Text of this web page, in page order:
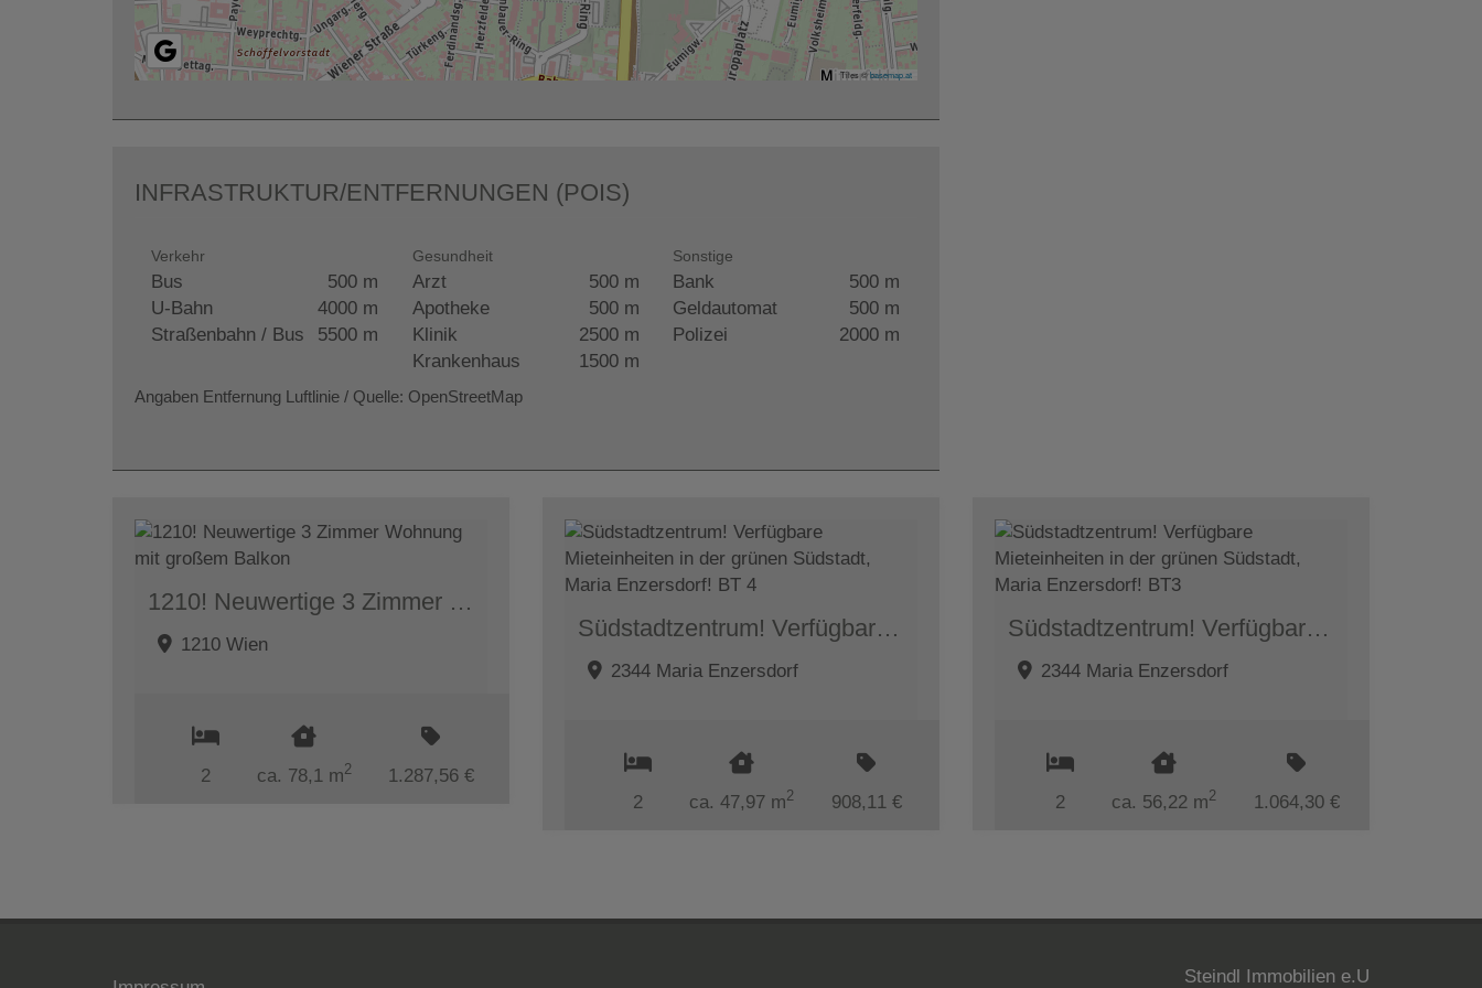
Tiles ©basemap.at
INFRASTRUKTUR/ENTFERNUNGEN (POIS)
Verkehr
Bus
500 m
U-Bahn
4000 m
Straßenbahn / Bus
5500 m
Gesundheit
Arzt
500 m
Apotheke
500 m
Klinik
2500 m
Krankenhaus
1500 m
Sonstige
Bank
500 m
Geldautomat
500 m
Polizei
2000 m
Angaben Entfernung Luftlinie / Quelle: OpenStreetMap
1210! Neuwertige 3 Zimmer Wohnung mit großem Balkon
1210 Wien
2 ca. 78,1 m2 1.287,56 €
Südstadtzentrum! Verfügbare Mieteinheiten in der grünen Südstadt, Maria Enzersdorf! BT 4
2344 Maria Enzersdorf
2 ca. 47,97 m2 908,11 €
Südstadtzentrum! Verfügbare Mieteinheiten in der grünen Südstadt, Maria Enzersdorf! BT3
2344 Maria Enzersdorf
2 ca. 56,22 m2 1.064,30 €
Steindl Immobilien e.U